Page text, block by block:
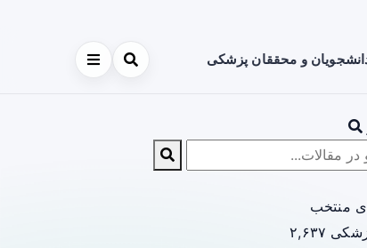
و محققان پزشکی
منتخب
۲,۶۳۷